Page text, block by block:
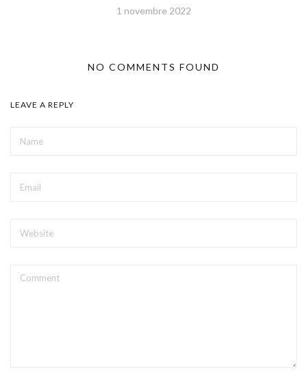
1 novembre 2022
NO COMMENTS FOUND
LEAVE A REPLY